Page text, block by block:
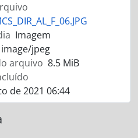
Imagem
image/jpeg
arquivo 8.5 MiB
de 2021 06:44